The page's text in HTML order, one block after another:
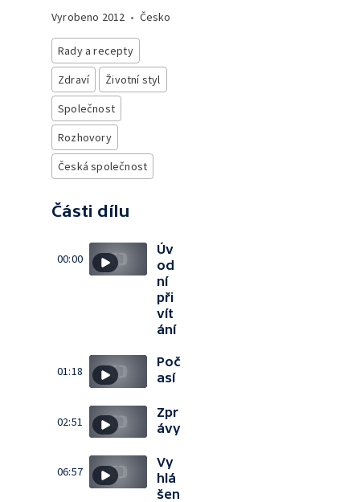
Vyrobeno 2012 • Česko
Rady a recepty
Zdraví
Životní styl
Společnost
Rozhovory
Česká společnost
Části dílu
00:00
Úv
od
ní
při
vít
ání
01:18
Poč
así
02:51
Zpr
ávy
06:57
Vy
hlá
šen